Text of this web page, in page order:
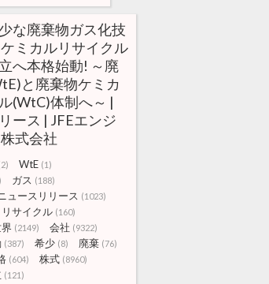
な廃棄物ガス化技
ミカルリサイクル
へ本格始動! ～廃
と廃棄物ケミカ
(WtC)体制へ～ |
ース | JFEエンジ
式会社
WtE (1)
ガス (188)
ュースリリース (1023)
リサイクル (160)
(2149) 会社 (9322)
(387) 希少 (8) 廃棄 (76)
(604) 株式 (8960)
(121)